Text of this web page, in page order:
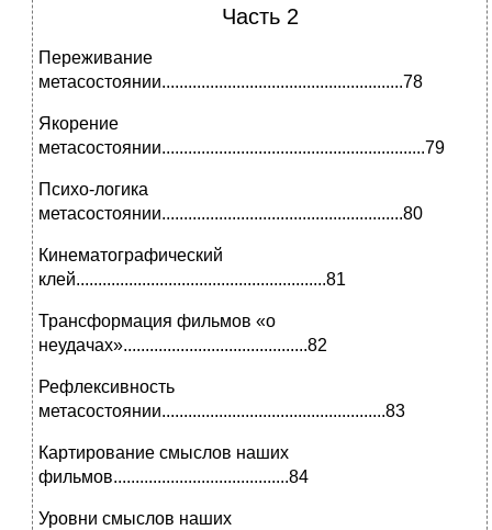
Часть 2
Переживание
метасостоянии.......................................................78
Якорение
метасостоянии............................................................79
Психо-логика
метасостоянии.......................................................80
Кинематографический
клей.........................................................81
Трансформация фильмов «о
неудачах»..........................................82
Рефлексивность
метасостоянии...................................................83
Картирование смыслов наших
фильмов........................................84
Уровни смыслов наших